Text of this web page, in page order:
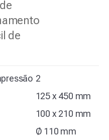
de
2
125 x 450 mm
100 x 210 mm
Ø 110 mm